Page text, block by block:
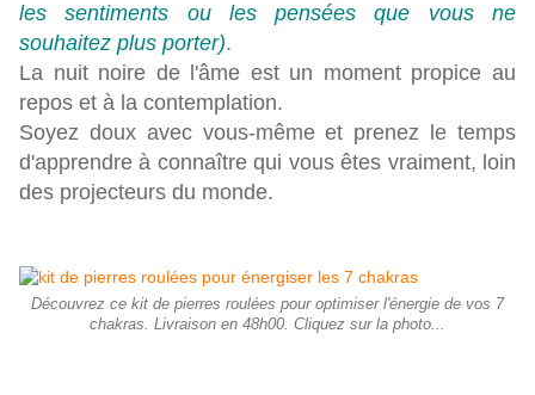
les sentiments ou les pensées que vous ne
souhaitez plus porter).
La nuit noire de l'âme est un moment propice au
repos et à la contemplation.
Soyez doux avec vous-même et prenez le temps
d'apprendre à connaître qui vous êtes vraiment, loin
des projecteurs du monde.
Découvrez ce kit de pierres roulées pour optimiser l'énergie de vos 7
chakras. Livraison en 48h00. Cliquez sur la photo...